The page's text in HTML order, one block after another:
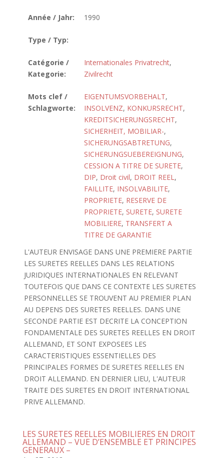
Année / Jahr: 1990
Type / Typ:
Catégorie /
Kategorie:
Internationales Privatrecht,
Zivilrecht
Mots clef /
Schlagworte:
EIGENTUMSVORBEHALT,
INSOLVENZ, KONKURSRECHT,
KREDITSICHERUNGSRECHT,
SICHERHEIT, MOBILIAR-,
SICHERUNGSABTRETUNG,
SICHERUNGSUEBEREIGNUNG,
CESSION A TITRE DE SURETE,
DIP, Droit civil, DROIT REEL,
FAILLITE, INSOLVABILITE,
PROPRIETE, RESERVE DE
PROPRIETE, SURETE, SURETE
MOBILIERE, TRANSFERT A
TITRE DE GARANTIE
L'AUTEUR ENVISAGE DANS UNE PREMIERE PARTIE
LES SURETES REELLES DANS LES RELATIONS
JURIDIQUES INTERNATIONALES EN RELEVANT
TOUTEFOIS QUE DANS CE CONTEXTE LES SURETES
PERSONNELLES SE TROUVENT AU PREMIER PLAN
AU DEPENS DES SURETES REELLES. DANS UNE
SECONDE PARTIE EST DECRITE LA CONCEPTION
FONDAMENTALE DES SURETES REELLES EN DROIT
ALLEMAND, ET SONT EXPOSEES LES
CARACTERISTIQUES ESSENTIELLES DES
PRINCIPALES FORMES DE SURETES REELLES EN
DROIT ALLEMAND. EN DERNIER LIEU, L'AUTEUR
TRAITE DES SURETES EN DROIT INTERNATIONAL
PRIVE ALLEMAND.
LES SURETES REELLES MOBILIERES EN DROIT
ALLEMAND – VUE D’ENSEMBLE ET PRINCIPES
GENERAUX –